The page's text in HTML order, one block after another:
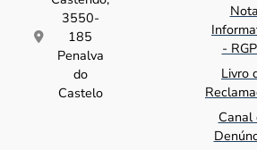
3550-
185
Penalva
do
Castelo
Nota
-
Livro
Canal